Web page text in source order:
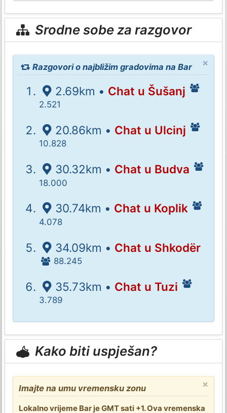
Srodne sobe za razgovor
×
Razgovori o najbližim gradovima na Bar
2.69km • Chat u Šušanj
2.521
20.86km • Chat u Ulcinj
10.828
30.32km • Chat u Budva
18.000
30.74km • Chat u Koplik
4.078
34.09km • Chat u Shkodër
88.245
35.73km • Chat u Tuzi
3.789
Kako biti uspješan?
×
Imajte na umu vremensku zonu
Lokalno vrijeme Bar je GMT sati +1. Ova vremenska